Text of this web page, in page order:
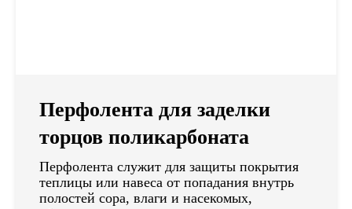
Перфолента для заделки
торцов поликарбоната
Перфолента служит для защиты покрытия
теплицы или навеса от попадания внутрь
полостей сора, влаги и насекомых,